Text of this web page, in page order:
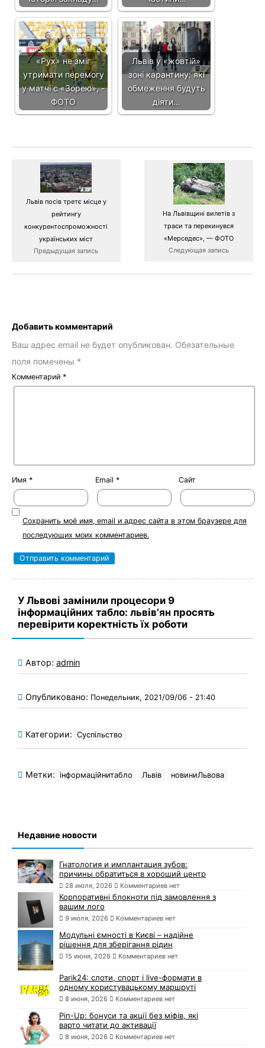
«Рух» не зміг
утримати перемогу
у матчі с «Зорею», -
ФОТО
Львів у «жовтій»
зоні карантину: які
обмеження будуть
діяти…
Львів посів третє місце у
рейтингу
конкурентоспроможності
українських міст
Предыдущая запись
На Львівщині вилетів з
траси та перекинувся
«Мерседес», — ФОТО
Следующая запись
Добавить комментарий
Ваш адрес email не будет опубликован. Обязательные
поля помечены *
Комментарий *
Имя * Email * Сайт
Сохранить моё имя, email и адрес сайта в этом браузере для
последующих моих комментариев.
У Львові замінили процесори 9
інформаційних табло: львівʼян просять
перевірити коректність їх роботи
Автор: admin
Опубликовано: Понедельник, 2021/09/06 - 21:40
Категории: Суспільство
Метки: інформаційнитабло Львів новиниЛьвова
Недавние новости
Гнатология и имплантация зубов:
причины обратиться в хороший центр
28 июля, 2026 Комментариев нет
Корпоративні блокноти під замовлення з
вашим лого
9 июля, 2026 Комментариев нет
Модульні ємності в Києві – надійне
рішення для зберігання рідин
15 июня, 2026 Комментариев нет
Parik24: слоти, спорт і live-формати в
одному користувацькому маршруті
8 июня, 2026 Комментариев нет
Pin-Up: бонуси та акції без міфів, які
варто читати до активації
8 июня, 2026 Комментариев нет